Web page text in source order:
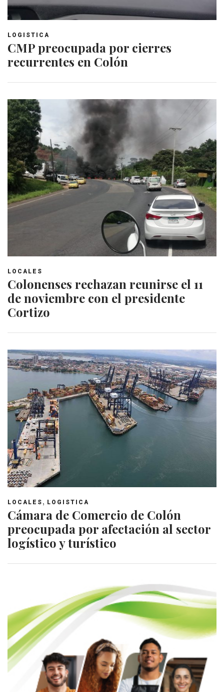
LOGISTICA
CMP preocupada por cierres
recurrentes en Colón
LOCALES
Colonenses rechazan reunirse el 11
de noviembre con el presidente
Cortizo
LOCALES , LOGISTICA
Cámara de Comercio de Colón
preocupada por afectación al sector
logístico y turístico